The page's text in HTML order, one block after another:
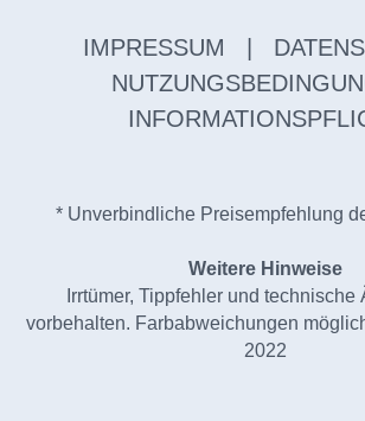
IMPRESSUM
* Unverbindliche Preisempfehlung
Weitere Hinweise
Irrtümer, Tippfehler und technische
vorbehalten. Farbabweichungen
2022